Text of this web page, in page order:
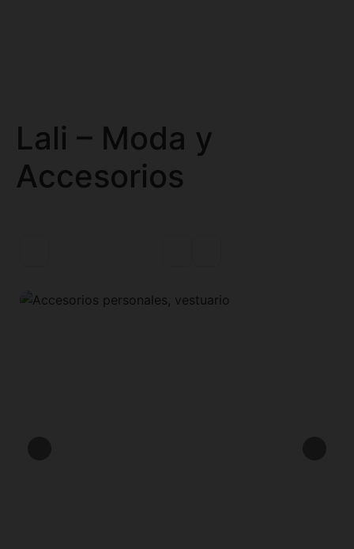
Lali – Moda y
Accesorios